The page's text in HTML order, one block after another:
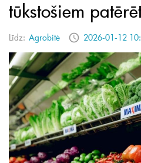
tūkstošiem
Līdz: Agrobitė 2026-01-12